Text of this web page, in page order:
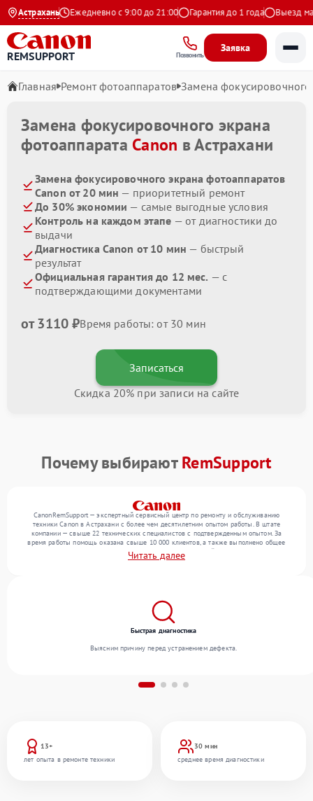
Астрахань
на Яндекс Ежедневно с 9:00 до 21:00 Гарантия до 1 года Выезд
REMSUPPORT Позвонить
Заявка
Главная Ремонт фотоаппаратов Замена
Замена фокусировочного экрана
фотоаппарата Canon в Астрахани
Замена фокусировочного экрана фотоаппаратов
Canon от 20 мин — приоритетный ремонт
До 30% экономии — самые выгодные условия
Контроль на каждом этапе — от диагностики до
выдачи
Диагностика Canon от 10 мин — быстрый
результат
Официальная гарантия до 12 мес. — с
подтверждающими документами
от 3110 ₽Время работы: от 30 мин
Записаться
Скидка 20% при записи на сайте
Почему выбираютRemSupport
CanonRemSupport — экспертный сервисный центр по ремонту и обслуживанию
техники Canon в Астрахани с более чем десятилетним опытом работы. В штате
компании — свыше 22 технических специалистов с подтвержденным опытом. За
время работы помощь оказана свыше 10 000 клиентов, а также выполнено общее
число ремонтов превысило 12 000. Ежемесячно в сервисный центр поступает от 300
устройств, включая , , . Мы устраняем поломки любой сложности и предлагаем
Читать далее
13+
лет опыта в ремонте техники
30 мин
среднее время диагностики
Быстрая диагностика
Выясним причину перед устранением дефекта.